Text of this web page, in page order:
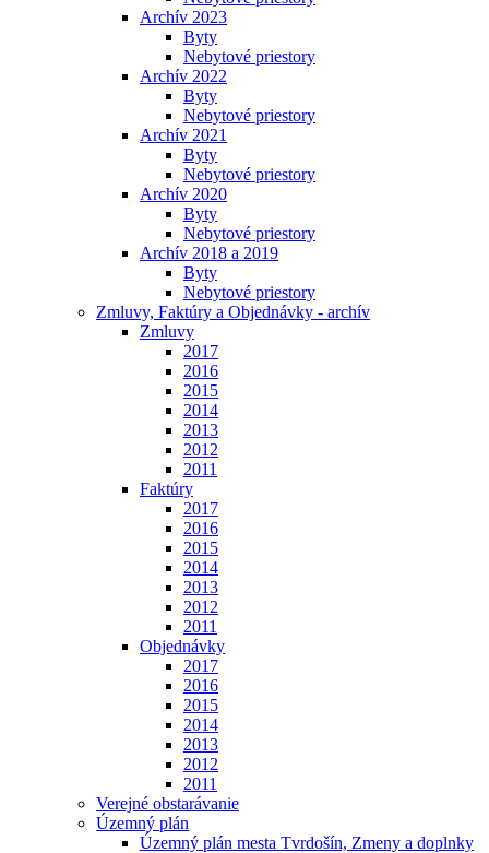
Archív 2023
Byty
Nebytové priestory
Archív 2022
Byty
Nebytové priestory
Archív 2021
Byty
Nebytové priestory
Archív 2020
Byty
Nebytové priestory
Archív 2018 a 2019
Byty
Nebytové priestory
Zmluvy, Faktúry a Objednávky - archív
Zmluvy
2017
2016
2015
2014
2013
2012
2011
Faktúry
2017
2016
2015
2014
2013
2012
2011
Objednávky
2017
2016
2015
2014
2013
2012
2011
Verejné obstarávanie
Územný plán
Územný plán mesta Tvrdošín, Zmeny a doplnky